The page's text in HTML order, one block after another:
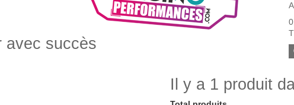
avec succès
Il y a 1 produit